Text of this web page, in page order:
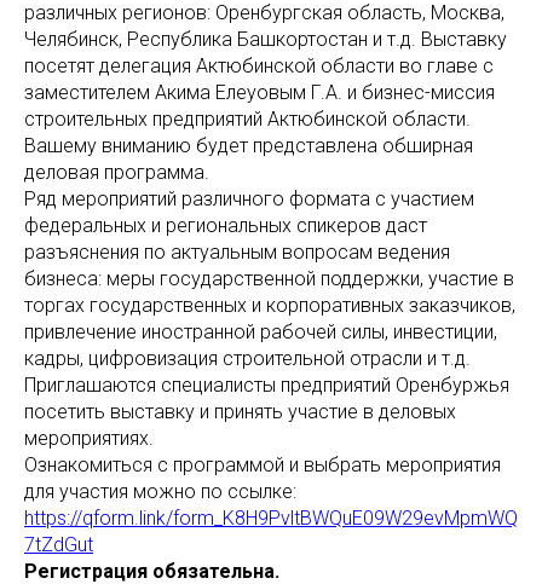
различных регионов: Оренбургская область, Москва,
Челябинск, Республика Башкортостан и т.д. Выставку
посетят делегация Актюбинской области во главе с
заместителем Акима Елеуовым Г.А. и бизнес-миссия
строительных предприятий Актюбинской области.
Вашему вниманию будет представлена обширная
деловая программа.
Ряд мероприятий различного формата с участием
федеральных и региональных спикеров даст
разъяснения по актуальным вопросам ведения
бизнеса: меры государственной поддержки, участие в
торгах государственных и корпоративных заказчиков,
привлечение иностранной рабочей силы, инвестиции,
кадры, цифровизация строительной отрасли и т.д.
Приглашаются специалисты предприятий Оренбуржья
посетить выставку и принять участие в деловых
мероприятиях.
Ознакомиться с программой и выбрать мероприятия
для участия можно по ссылке:
https://qform.link/form_K8H9PvltBWQuE09W29evMpmWQ
7tZdGut
Регистрация обязательна.